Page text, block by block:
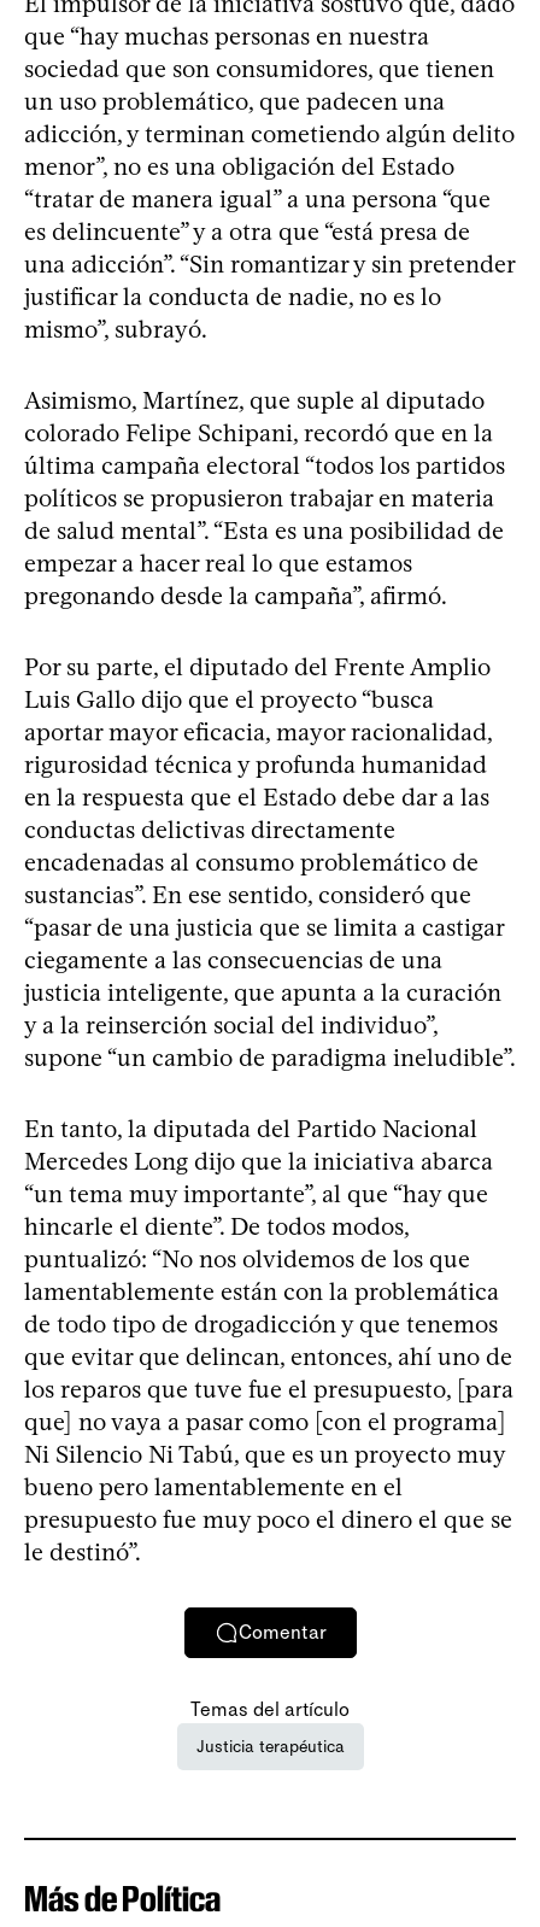
que “hay muchas personas en nuestra
sociedad que son consumidores, que tienen
un uso problemático, que padecen una
adicción, y terminan cometiendo algún delito
menor”, no es una obligación del Estado
“tratar de manera igual” a una persona “que
es delincuente” y a otra que “está presa de
una adicción”. “Sin romantizar y sin pretender
justificar la conducta de nadie, no es lo
mismo”, subrayó.
Asimismo, Martínez, que suple al diputado
colorado Felipe Schipani, recordó que en la
última campaña electoral “todos los partidos
políticos se propusieron trabajar en materia
de salud mental”. “Esta es una posibilidad de
empezar a hacer real lo que estamos
pregonando desde la campaña”, afirmó.
Por su parte, el diputado del Frente Amplio
Luis Gallo dijo que el proyecto “busca
aportar mayor eficacia, mayor racionalidad,
rigurosidad técnica y profunda humanidad
en la respuesta que el Estado debe dar a las
conductas delictivas directamente
encadenadas al consumo problemático de
sustancias”. En ese sentido, consideró que
“pasar de una justicia que se limita a castigar
ciegamente a las consecuencias de una
justicia inteligente, que apunta a la curación
y a la reinserción social del individuo”,
supone “un cambio de paradigma ineludible”.
En tanto, la diputada del Partido Nacional
Mercedes Long dijo que la iniciativa abarca
“un tema muy importante”, al que “hay que
hincarle el diente”. De todos modos,
puntualizó: “No nos olvidemos de los que
lamentablemente están con la problemática
de todo tipo de drogadicción y que tenemos
que evitar que delincan, entonces, ahí uno de
los reparos que tuve fue el presupuesto, [para
que] no vaya a pasar como [con el programa]
Ni Silencio Ni Tabú, que es un proyecto muy
bueno pero lamentablemente en el
presupuesto fue muy poco el dinero el que se
le destinó”.
Comentar
Temas del artículo
Justicia terapéutica
Más de Política